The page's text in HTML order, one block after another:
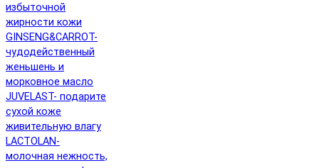
избыточной
жирности кожи
GINSENG&CARROT-
чудодейственный
женьшень и
морковное масло
JUVELAST- подарите
сухой коже
живительную влагу
LACTOLAN-
молочная нежность,